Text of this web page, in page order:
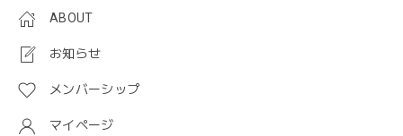
ABOUT
お知らせ
メンバーシップ
マイページ